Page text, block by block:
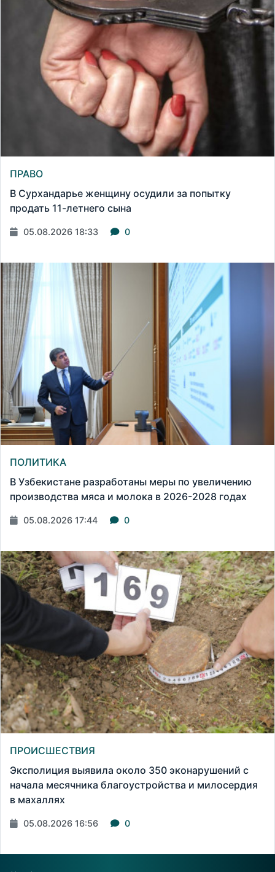
ПРАВО
В Сурхандарье женщину осудили за попытку
продать 11-летнего сына
05.08.2026 18:33 0
ПОЛИТИКА
В Узбекистане разработаны меры по увеличению
производства мяса и молока в 2026-2028 годах
05.08.2026 17:44 0
ПРОИСШЕСТВИЯ
Эксполиция выявила около 350 эконарушений с
начала месячника благоустройства и милосердия
в махаллях
05.08.2026 16:56 0